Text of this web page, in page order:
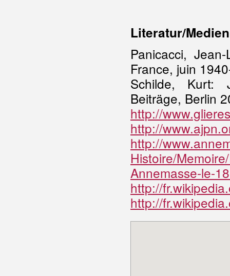
Literatur/Medien
Panicacci,
France, juin
Schilde, Kurt:
Beiträge, Berlin
http://
http://
http://
Histoire/
Annemasse-le-
http://
http://